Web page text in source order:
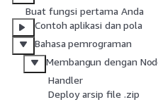
Buat fungsi pertama Anda
Contoh aplikasi dan pola
Bahasa pemrograman
Membangun dengan
Handler
Deploy arsip file .zip